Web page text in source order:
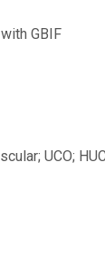
GBIF
UCO;